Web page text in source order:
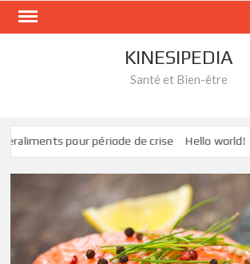
Skip
KINESIPEDIA
Santé et Bien-être
pour période de crise Hello world!